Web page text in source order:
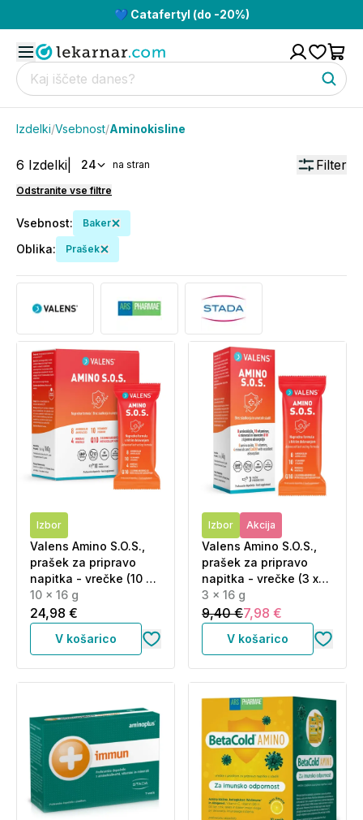
💙 Catafertyl (do -20%)
Izdelki/Vsebnost/Aminokisline
6 Izdelki 24 na stran Filter
Odstranite vse filtre
Vsebnost: Baker
Oblika: Prašek
Izbor
Valens Amino S.O.S.,
prašek za pripravo
napitka - vrečke (10 x
16 g)
10 x 16 g
24,98 €
V košarico
Izbor Akcija
Valens Amino S.O.S.,
prašek za pripravo
napitka - vrečke (3 x
16 g)
3 x 16 g
9,40 €7,98 €
V košarico